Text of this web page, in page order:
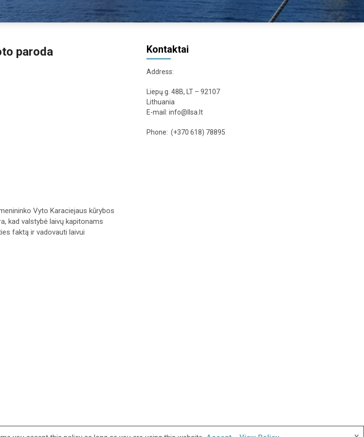
paroda
Vyto Karaciejaus kūrybos
kad valstybė laivų kapitonams
faktą ir vadovauti laivui
Kontaktai
Address:
Liepų g. 48B, LT – 92107
Lithuania
E-mail: info@llsa.lt
Phone: (+370 618) 78895